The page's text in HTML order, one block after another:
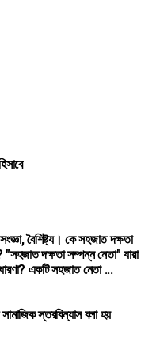
বৈশিষ্ট্য। কে সহজাত দক্ষতা
"সহজাত দক্ষতা সম্পন্ন নেতা" যারা
একটি সহজাত নেতা ...
স্তরবিন্যাস বলা হয়